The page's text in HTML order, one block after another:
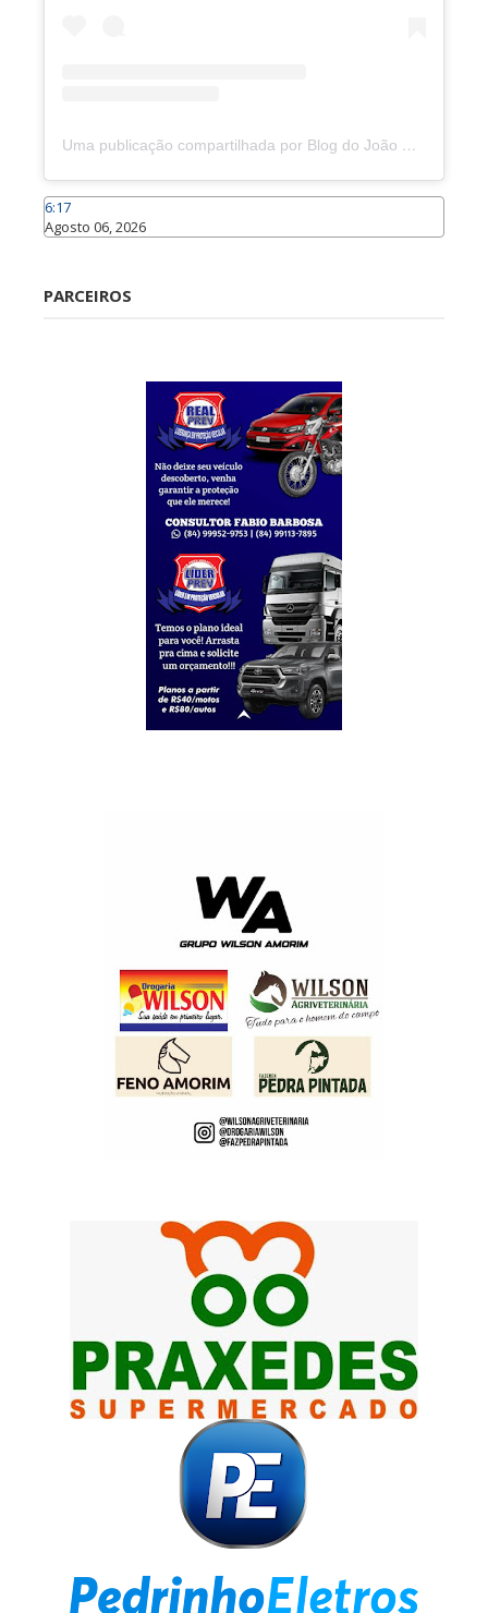
Uma publicação compartilhada por Blog do João Marcolino (@joaomarcolinoneto)
6:17
Agosto 06, 2026
PARCEIROS